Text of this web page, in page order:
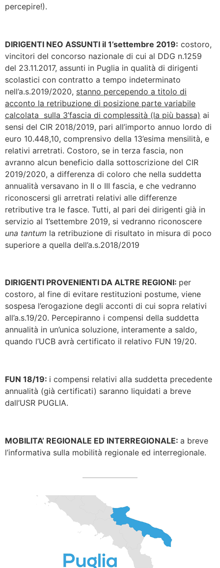
percepire!).
DIRIGENTI NEO ASSUNTI il 1’settembre 2019: costoro,
vincitori del concorso nazionale di cui al DDG n.1259
del 23.11.2017, assunti in Puglia in qualità di dirigenti
scolastici con contratto a tempo indeterminato
nell’a.s.2019/2020, stanno percependo a titolo di
acconto la retribuzione di posizione parte variabile
calcolata sulla 3’fascia di complessità (la più bassa) ai
sensi del CIR 2018/2019, pari all’importo annuo lordo di
euro 10.448,10, comprensivo della 13’esima mensilità, e
relativi arretrati. Costoro, se in terza fascia, non
avranno alcun beneficio dalla sottoscrizione del CIR
2019/2020, a differenza di coloro che nella suddetta
annualità versavano in II o III fascia, e che vedranno
riconoscersi gli arretrati relativi alle differenze
retributive tra le fasce. Tutti, al pari dei dirigenti già in
servizio al 1’settembre 2019, si vedranno riconoscere
una tantum la retribuzione di risultato in misura di poco
superiore a quella dell’a.s.2018/2019
DIRIGENTI PROVENIENTI DA ALTRE REGIONI: per
costoro, al fine di evitare restituzioni postume, viene
sospesa l’erogazione degli acconti di cui sopra relativi
all’a.s.19/20. Percepiranno i compensi della suddetta
annualità in un’unica soluzione, interamente a saldo,
quando l’UCB avrà certificato il relativo FUN 19/20.
FUN 18/19: i compensi relativi alla suddetta precedente
annualità (già certificati) saranno liquidati a breve
dall’USR PUGLIA.
MOBILITA’ REGIONALE ED INTERREGIONALE: a breve
l’informativa sulla mobilità regionale ed interregionale.